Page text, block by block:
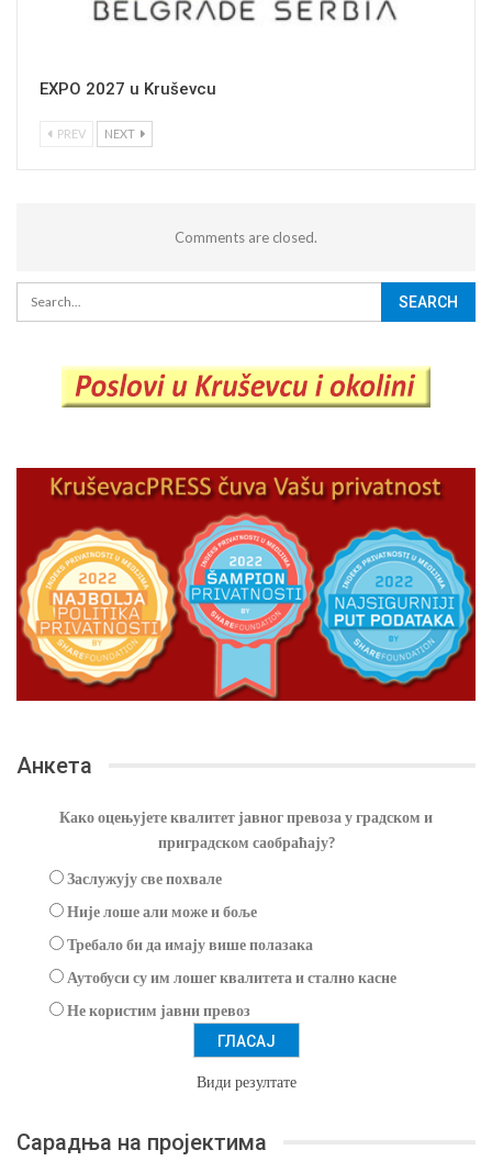
EXPO 2027 u Kruševcu
PREV NEXT
Comments are closed.
Анкета
Како оцењујете квалитет јавног превоза у градском и
приградском саобраћају?
Заслужују све похвале
Није лоше али може и боље
Требало би да имају више полазака
Аутобуси су им лошег квалитета и стално касне
Не користим јавни превоз
Види резултате
Сарадња на пројектима